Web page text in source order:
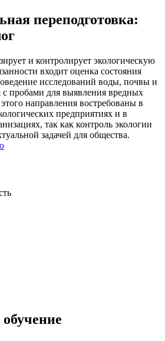
переподготовка:
и контролирует экологическую
входит оценка состояния
исследований воды, почвы и
с пробами для выявления вредных
направления востребованы в
предприятиях и в
так как контроль экологии
задачей для общества.